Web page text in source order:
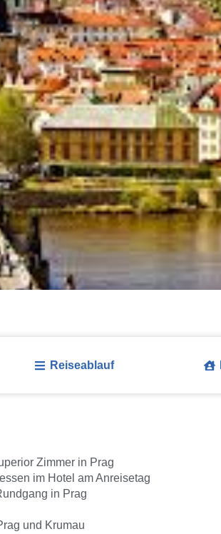
Reiseablauf
Zimmer in Prag
im Hotel am Anreisetag
in Prag
und Krumau